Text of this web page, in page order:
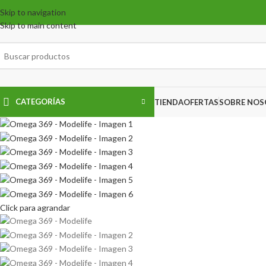
Skip to navigation
Skip to main content
CATEGORÍAS TIENDAOFERTASSOBRE
Click para agrandar